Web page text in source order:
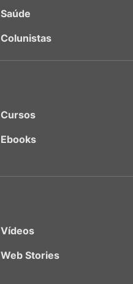
Saúde
Colunistas
Cursos
Ebooks
Vídeos
Web Stories